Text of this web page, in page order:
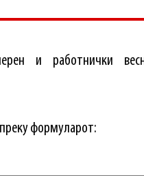
и работнички
формуларот: